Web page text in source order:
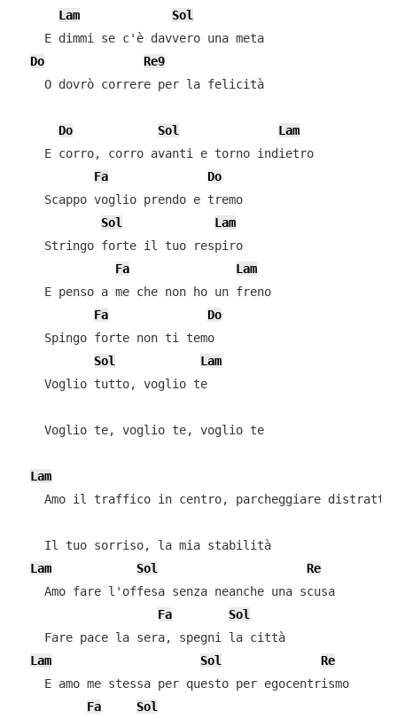
Lam
Sol
    E dimmi se c'è davvero una meta
Do
Re9
    O dovrò correre per la felicità
Do Sol
Lam
    E corro, corro avanti e torno indietro
Fa
Do
    Scappo voglio prendo e tremo
Sol
Lam
    Stringo forte il tuo respiro
Fa
Lam
    E penso a me che non ho un freno
Fa
Do
    Spingo forte non ti temo
Sol
Lam
    Voglio tutto, voglio te
    Voglio te, voglio te, voglio te
Lam
    Amo il traffico in centro, parcheggiare distratta
    Il tuo sorriso, la mia stabilità
Lam
Sol
Re
    Amo fare l'offesa senza neanche una scusa
Fa
Sol
    Fare pace la sera, spegni la città
Lam
Sol
Re
    E amo me stessa per questo per egocentrismo
Fa
Sol